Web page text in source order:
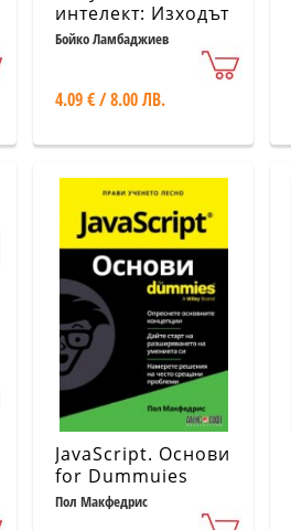
интелект: Изходът
Социализация
Бойко Ламбаджиев
4.09 € / 8.00 ЛВ.
JavaScript. Основи
for Dummuies
Пол Макфедрис